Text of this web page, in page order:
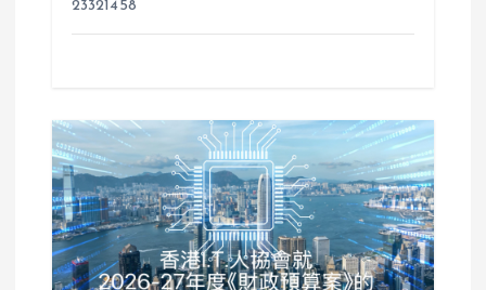
23321458